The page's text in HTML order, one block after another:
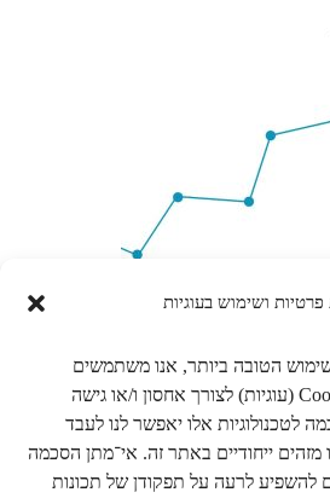
פרטיות ושימוש בעוגיות
הטובה ביותר, אנו משתמשים
בטכנולוגיות כגון קובצי Cookie (עוגיות) לצורך אחסון ו/או גישה
לטכנולוגיות אלו יאפשר לנו לעבד
מזהים ייחודיים באתר זה. אי־מתן הסכמה
להשפיע לרעה על תפקודן של תכונות